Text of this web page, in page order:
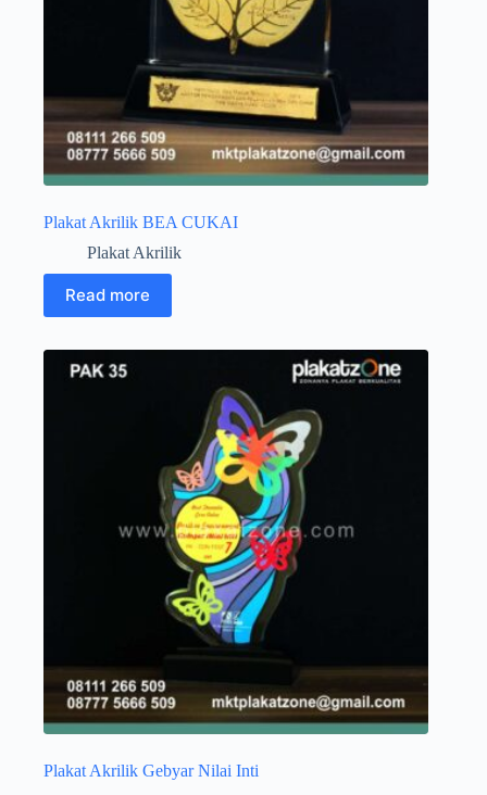
Plakat Akrilik BEA CUKAI
Plakat Akrilik
Read more
Plakat Akrilik Gebyar Nilai Inti